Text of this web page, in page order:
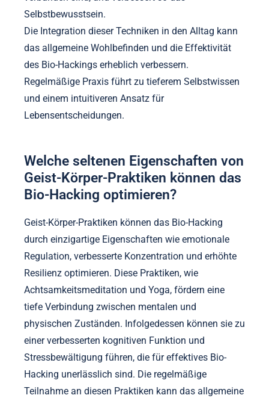
Selbstbewusstsein.
Die Integration dieser Techniken in den Alltag kann
das allgemeine Wohlbefinden und die Effektivität
des Bio-Hackings erheblich verbessern.
Regelmäßige Praxis führt zu tieferem Selbstwissen
und einem intuitiveren Ansatz für
Lebensentscheidungen.
Welche seltenen Eigenschaften von
Geist-Körper-Praktiken können das
Bio-Hacking optimieren?
Geist-Körper-Praktiken können das Bio-Hacking
durch einzigartige Eigenschaften wie emotionale
Regulation, verbesserte Konzentration und erhöhte
Resilienz optimieren. Diese Praktiken, wie
Achtsamkeitsmeditation und Yoga, fördern eine